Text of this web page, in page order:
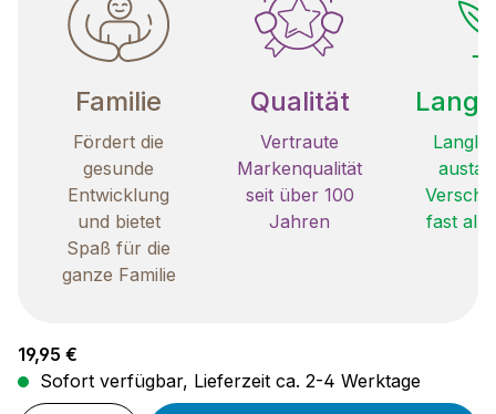
Familie
Fördert die
gesunde
Entwicklung
und bietet
Spaß für die
ganze Familie
Qualität
Vertraute
Markenqualität
seit über 100
Jahren
fast
Regulärer Preis:
19,95 €
Sofort verfügbar, Lieferzeit ca. 2-4 Werktage